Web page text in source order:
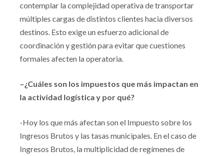
contemplar la complejidad operativa de transportar
múltiples cargas de distintos clientes hacia diversos
destinos. Esto exige un esfuerzo adicional de
coordinación y gestión para evitar que cuestiones
formales afecten la operatoria.
–¿Cuáles son los impuestos que más impactan en
la actividad logística y por qué?
-Hoy los que más afectan son el Impuesto sobre los
Ingresos Brutos y las tasas municipales. En el caso de
Ingresos Brutos, la multiplicidad de regímenes de